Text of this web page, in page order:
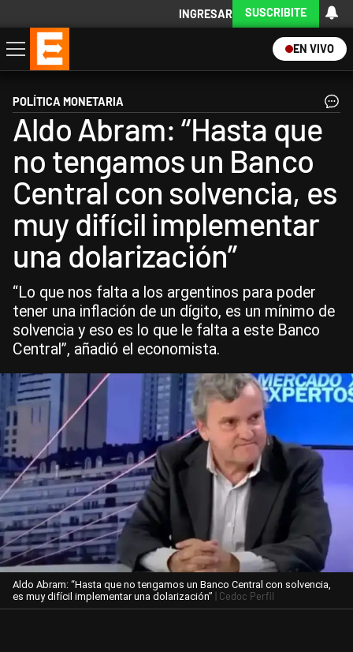
INGRESAR SUSCRIBITE
EN VIVO
Economía
Política
Internacional
Actualidad
Descargá la App
POLÍTICA MONETARIA
Aldo Abram: “Hasta que
no tengamos un Banco
Central con solvencia, es
muy difícil implementar
una dolarización”
“Lo que nos falta a los argentinos para poder
tener una inflación de un dígito, es un mínimo de
solvencia y eso es lo que le falta a este Banco
Central”, añadió el economista.
Aldo Abram: “Hasta que no tengamos un Banco Central con solvencia,
es muy difícil implementar una dolarización” | Cedoc Perfil